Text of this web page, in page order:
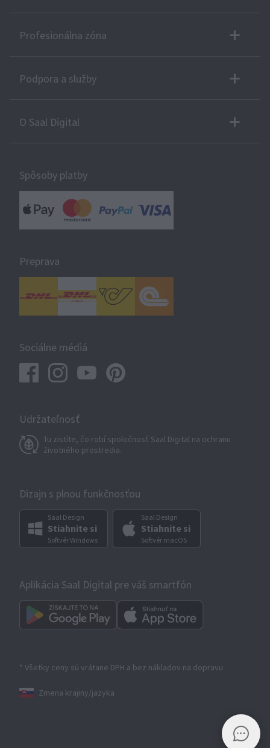
Profesionálna zóna
Podpora a služby
O Saal Digital
Spôsoby platby
Preprava
Sociálne médiá
Udržateľnosť
Tu zistíte, čo robí spoločnosť Saal Digital na ochranu
životného prostredia.
Dizajn s plnou funkčnosťou
Saal Design
Stiahnite si
Softvér Windows
Saal Design
Stiahnite si
Softvér macOS
Aplikácia Saal Digital pre váš smartfón
* Všetky ceny sú vrátane DPH a bez nákladov na dopravu
Zmena krajiny/jazyka